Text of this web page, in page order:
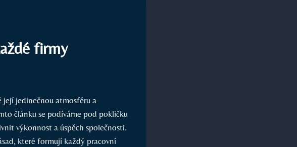
firmy
jedinečnou atmosféru a
článku se podíváme pod pokličku
výkonnost a úspěch společnosti.
které formují každý pracovní